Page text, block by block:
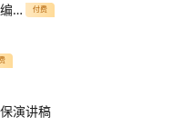
三角函数习题及答案(可编辑修改word版) 付费
演讲稿